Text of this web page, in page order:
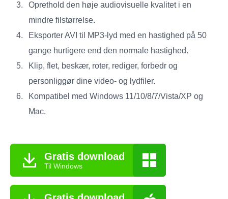
Oprethold den høje audiovisuelle kvalitet i en
mindre filstørrelse.
Eksporter AVI til MP3-lyd med en hastighed på 50
gange hurtigere end den normale hastighed.
Klip, flet, beskær, roter, rediger, forbedr og
personliggør dine video- og lydfiler.
Kompatibel med Windows 11/10/8/7/Vista/XP og
Mac.
Gratis download
Til Windows